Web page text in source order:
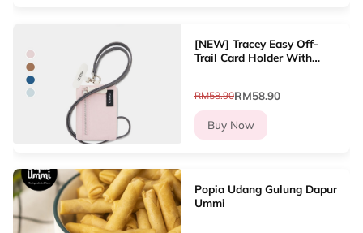
[NEW] Tracey Easy Off-
Trail Card Holder With
RM58.90RM58.90
Buy Now
Popia Udang Gulung Dapur
Ummi